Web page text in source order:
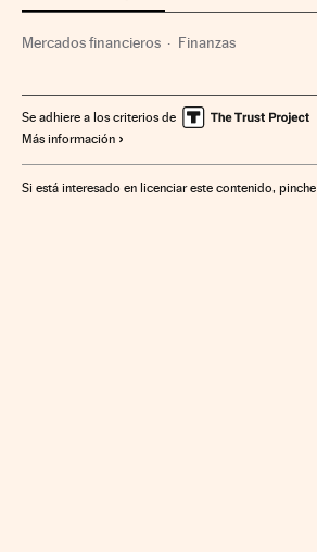
Mercados financieros Finanzas
Se adhiere a los criterios de
Más información
Si está interesado en licenciar este contenido, pinche